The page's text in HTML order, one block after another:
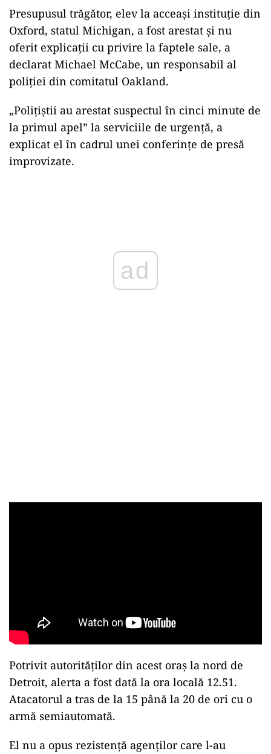
Presupusul trăgător, elev la acceaşi instituţie din
Oxford, statul Michigan, a fost arestat şi nu
oferit explicaţii cu privire la faptele sale, a
declarat Michael McCabe, un responsabil al
poliţiei din comitatul Oakland.
„Poliţiştii au arestat suspectul în cinci minute de
la primul apel” la serviciile de urgenţă, a
explicat el în cadrul unei conferinţe de presă
improvizate.
Potrivit autorităţilor din acest oraş la nord de
Detroit, alerta a fost dată la ora locală 12.51.
Atacatorul a tras de la 15 până la 20 de ori cu o
armă semiautomată.
El nu a opus rezistenţă agenţilor care l-au